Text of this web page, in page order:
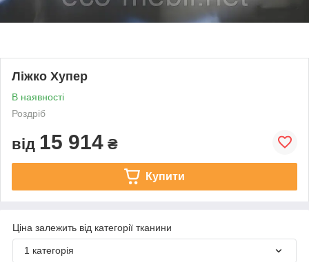
Ліжко Хупер
В наявності
Роздріб
від 15 914 ₴
Купити
Ціна залежить від категорії тканини
1 категорія